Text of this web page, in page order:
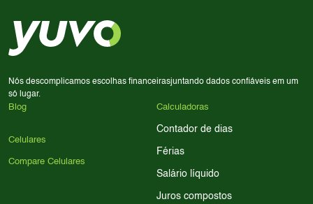
processador e bateria são essenciais. Use nossos filtros
para encontrar o celular ideal.
Nós descomplicamos escolhas financeirasjuntando dados confiáveis em um
só lugar.
Blog
Celulares
Compare Celulares
Calculadoras
Contador de dias
Férias
Salário líquido
Juros compostos